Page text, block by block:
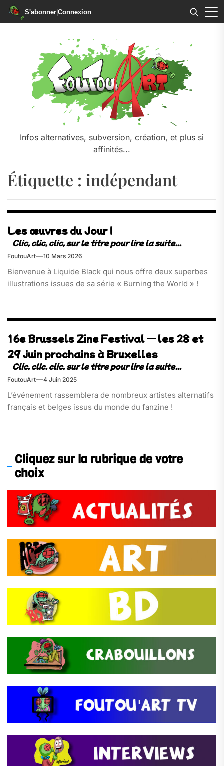
S'abonner|Connexion
Infos alternatives, subversion, création, et plus si
affinités...
Étiquette : indépendant
Les œuvres du Jour !
FoutouArt 10 Mars 2026
Bienvenue à Liquide Black qui nous offre deux superbes
illustrations issues de sa série « Burning the World » !
16e Brussels Zine Festival — les 28 et
29 juin prochains à Bruxelles
FoutouArt 4 Juin 2025
L’événement rassemblera de nombreux artistes alternatifs
français et belges issus du monde du fanzine !
Cliquez sur la rubrique de votre
choix